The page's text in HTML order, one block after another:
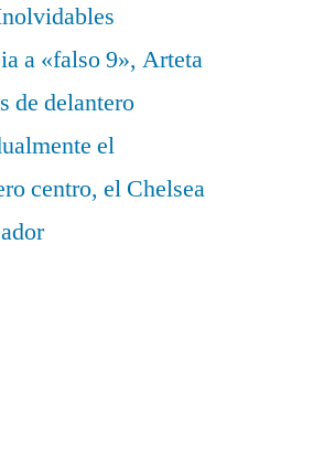
a «falso 9», Arteta
de delantero
el
centro, el Chelsea